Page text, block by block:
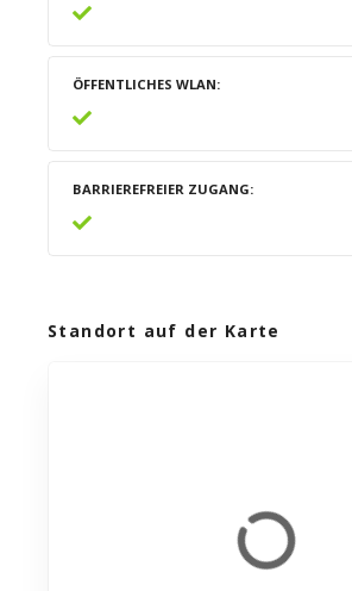
ÖFFENTLICHES WLAN
BARRIEREFREIER ZUGANG
Standort auf der Karte